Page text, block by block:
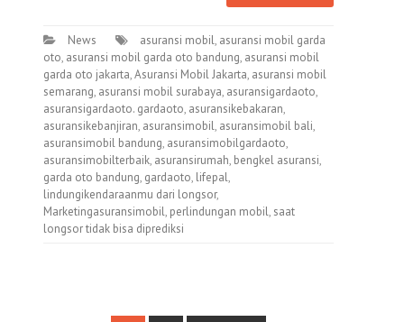
News asuransi mobil, asuransi mobil garda
oto, asuransi mobil garda oto bandung, asuransi mobil
garda oto jakarta,Asuransi Mobil Jakarta, asuransi mobil
semarang, asuransi mobil surabaya, asuransigardaoto,
asuransigardaoto. gardaoto, asuransikebakaran,
asuransikebanjiran, asuransimobil, asuransimobil bali,
asuransimobil bandung, asuransimobilgardaoto,
asuransimobilterbaik, asuransirumah, bengkel asuransi,
garda oto bandung, gardaoto, lifepal,
lindungikendaraanmu dari longsor,
Marketingasuransimobil, perlindungan mobil, saat
longsor tidak bisa diprediksi